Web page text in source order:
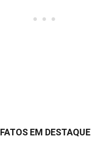
FATOS EM DESTAQUE